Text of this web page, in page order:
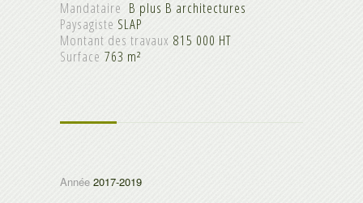
Mandataire B plus B architectures
Paysagiste SLAP
Montant des travaux 815 000 HT
Surface 763 m²
Année 2017-2019